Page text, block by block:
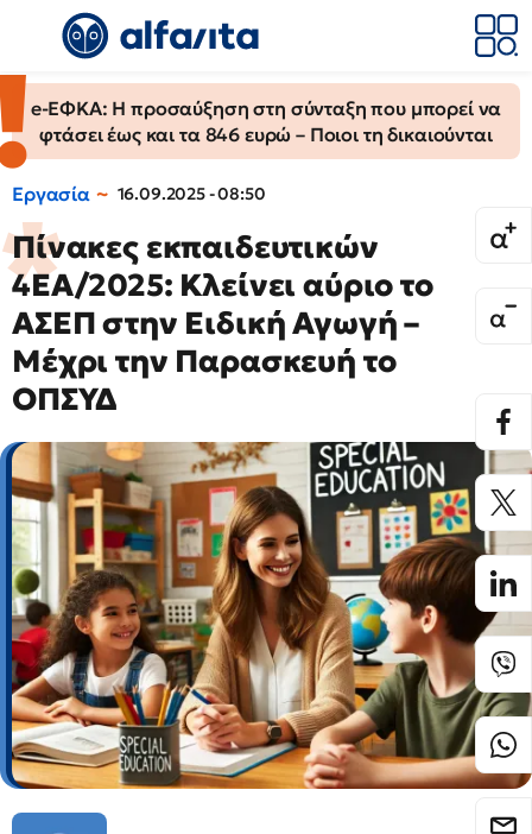
e-ΕΦΚΑ: Η προσαύξηση στη σύνταξη που μπορεί να
φτάσει έως και τα 846 ευρώ – Ποιοι τη δικαιούνται
Εργασία 16.09.2025 - 08:50
Πίνακες εκπαιδευτικών
4ΕΑ/2025: Κλείνει αύριο το
ΑΣΕΠ στην Ειδική Αγωγή –
Μέχρι την Παρασκευή το
ΟΠΣΥΔ